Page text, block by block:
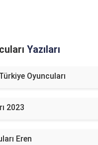
Yazıları
Oyuncuları
2023
Eren